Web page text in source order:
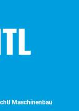
Maschinenbau